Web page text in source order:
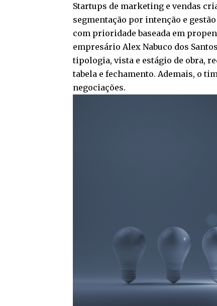
Startups de marketing e vendas
segmentação por intenção e
com prioridade baseada em
empresário Alex Nabuco dos
tipologia, vista e estágio de obra,
tabela e fechamento. Ademais, o
negociações.